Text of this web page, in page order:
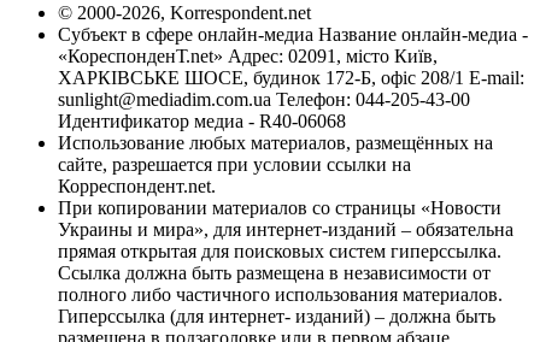
© 2000-2026, Korrespondent.net
Субъект в сфере онлайн-медиа Название онлайн-медиа -
«КореспонденТ.net» Адрес: 02091, місто Київ,
ХАРКІВСЬКЕ ШОСЕ, будинок 172-Б, офіс 208/1 E-mail:
sunlight@mediadim.com.ua Телефон: 044-205-43-00
Идентификатор медиа - R40-06068
Использование любых материалов, размещённых на
сайте, разрешается при условии ссылки на
Корреспондент.net.
При копировании материалов со страницы «Новости
Украины и мира», для интернет-изданий – обязательна
прямая открытая для поисковых систем гиперссылка.
Ссылка должна быть размещена в независимости от
полного либо частичного использования материалов.
Гиперссылка (для интернет- изданий) – должна быть
размещена в подзаголовке или в первом абзаце